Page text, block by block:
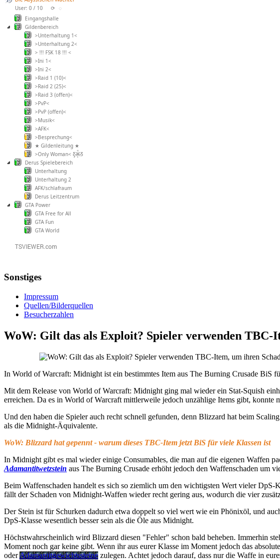
User: 0 / 10
⟳ ◌
Eingangshalle
Gildenbereich
>Unterhaltung 1<
>Unterhaltung 2<
> !!! FSK 18 !!! <
>Ini 1<
>Ini 2<
>Raid 1 (10)<
>Raid 2 (25)<
>Raid 3 (offen)<
>PvP<
>PvP (offen)<
>Musik<
>AFK<
>Besprechung<
★ Gildenleitung ★
>Only Woman< Ƹ̵̡Ӝ̵̨̄Ʒ
Derus Spielebereich
Unterhaltung
Unterhaltung 2
AFK/schlafraum
Derus Leitzentrum
GTA Power
GTA Free for All
GTA Fun
GTA World
Sonstiges
Impressum
Quellen/Bilderquellen
Besucherzahlen
WoW: Gilt das als Exploit? Spieler verwenden TBC-
In World of Warcraft: Midnight ist ein bestimmtes Item aus The Burning Crusade BiS
Mit dem Release von World of Warcraft: Midnight ging mal wieder ein Stat-Squish
erreichen. Da es in World of Warcraft mittlerweile jedoch unzählige Items gibt, konnte
Und den haben die Spieler auch recht schnell gefunden, denn Blizzard hat beim
als die Midnight-Äquivalente.
WoW: Blizzard hat gepennt - warum dieses TBC-Item jetzt BiS für viele Klassen ist
In Midnight gibt es mal wieder einige Consumables, die man auf die eigenen Waffen
Adamantitwetzstein aus The Burning Crusade erhöht jedoch den Waffenschaden um
Beim Waffenschaden handelt es sich so ziemlich um den wichtigsten Wert vieler
fällt der Schaden von Midnight-Waffen wieder recht gering aus, wodurch die vier
Der Stein ist für Schurken dadurch etwa doppelt so viel wert wie ein Phönixöl, und
DpS-Klasse wesentlich besser sein als die Öle aus Midnight.
Höchstwahrscheinlich wird Blizzard diesen "Fehler" schon bald beheben. Immerhin
Moment noch gar keine gibt. Wenn ihr aus eurer Klasse im Moment jedoch das
oderAdamantitgewichtssteine zulegen. Achtet jedoch darauf, dass nur die Waffe in